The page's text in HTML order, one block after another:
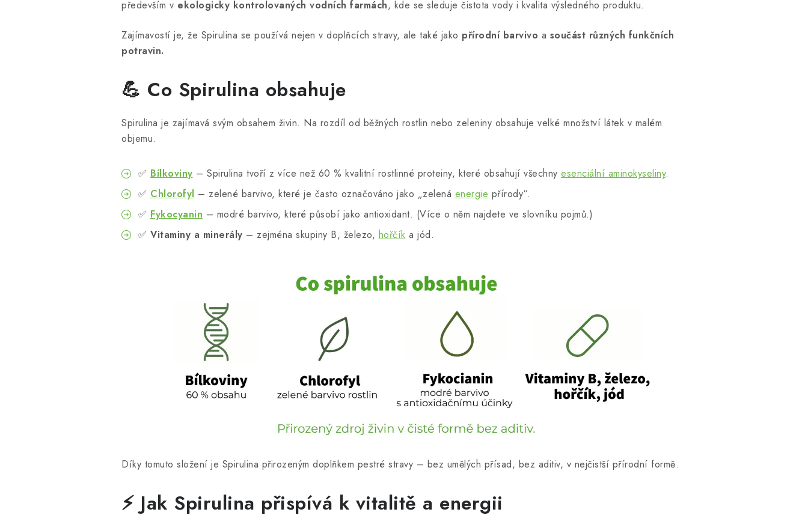
především v ekologicky kontrolovaných vodních farmách, kde se sleduje čistota vody i kvalita výsledného produktu.
Zajímavostí je, že Spirulina se používá nejen v doplňcích stravy, ale také jako přírodní barvivo a součást různých funkčních
potravin.
💪 Co Spirulina obsahuje
Spirulina je zajímavá svým obsahem živin. Na rozdíl od běžných rostlin nebo zeleniny obsahuje velké množství látek v malém
objemu.
✅ Bílkoviny – Spirulina tvoří z více než 60 % kvalitní rostlinné proteiny, které obsahují všechny esenciální aminokyseliny.
✅ Chlorofyl – zelené barvivo, které je často označováno jako „zelená energie přírody“.
✅ Fykocyanin – modré barvivo, které působí jako antioxidant. (Více o něm najdete ve slovníku pojmů.)
✅ Vitaminy a minerály – zejména skupiny B, železo, hořčík a jód.
Díky tomuto složení je Spirulina přirozeným doplňkem pestré stravy – bez umělých přísad, bez aditiv, v nejčistší přírodní formě.
⚡ Jak Spirulina přispívá k vitalitě a energii